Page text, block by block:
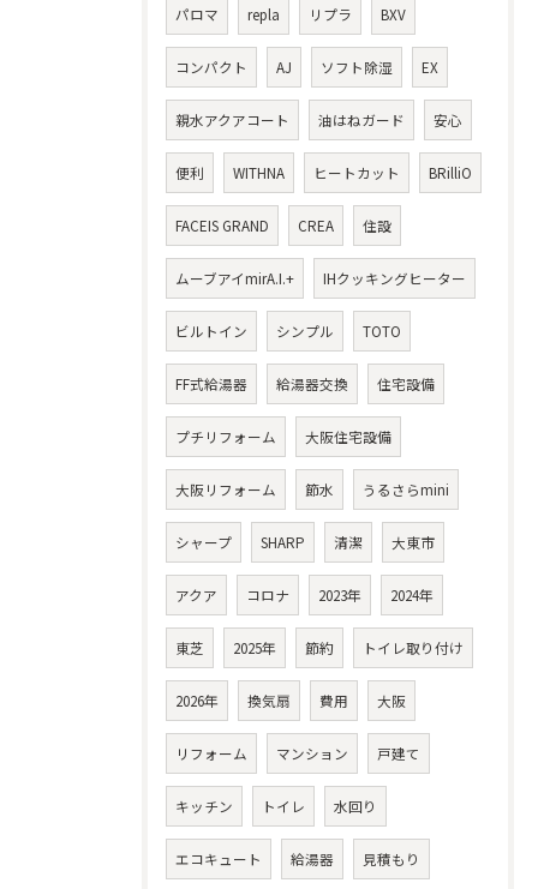
パロマ repla リプラ BXV
コンパクト AJ ソフト除湿 EX
親水アクアコート 油はねガード 安心
便利 WITHNA ヒートカット BRilliO
FACEIS GRAND CREA 住設
ムーブアイmirA.I.+ IHクッキングヒーター
ビルトイン シンプル TOTO
FF式給湯器 給湯器交換 住宅設備
プチリフォーム 大阪住宅設備
大阪リフォーム 節水 うるさらmini
シャープ SHARP 清潔 大東市
アクア コロナ 2023年 2024年
東芝 2025年 節約 トイレ取り付け
2026年 換気扇 費用 大阪
リフォーム マンション 戸建て
キッチン トイレ 水回り
エコキュート 給湯器 見積もり